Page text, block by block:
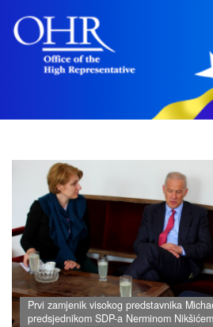
Prvi zamjenik visokog predstavnika
predsjednikom SDP-a Nerminom Nikšićem